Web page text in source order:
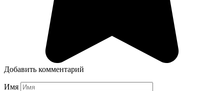
Добавить комментарий
Имя